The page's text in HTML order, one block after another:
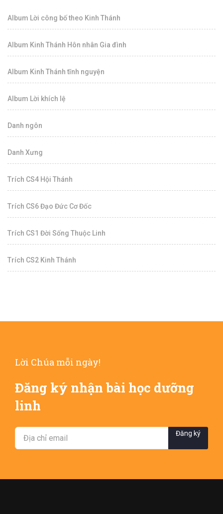
Album Lời công bố theo Kinh Thánh
Album Kinh Thánh Hôn nhân Gia đình
Album Kinh Thánh tĩnh nguyện
Album Lời khích lệ
Danh ngôn
Danh Xưng
Trích CS4 Hội Thánh
Trích CS6 Đạo Đức Cơ Đốc
Trích CS1 Đời Sống Thuộc Linh
Trích CS2 Kinh Thánh
Lời Chúa mỗi ngày!
Đăng ký nhận bài học dưỡng
linh
Đăng ký